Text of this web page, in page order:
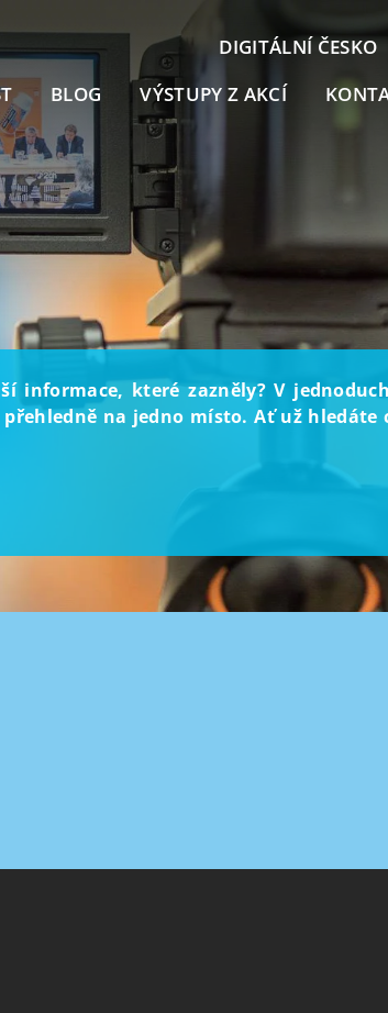
BLOG VÝSTUPY Z AKCÍ
DIGITÁLNÍ ČESKO
informace, které zazněly? V
na jedno místo. Ať už